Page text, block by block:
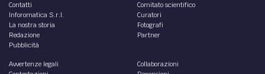
Contatti
Inforomatica S.r.l.
La nostra storia
Redazione
Pubblicità
Comitato scientifico
Curatori
Fotografi
Partner
Avvertenze legali
Collaborazioni